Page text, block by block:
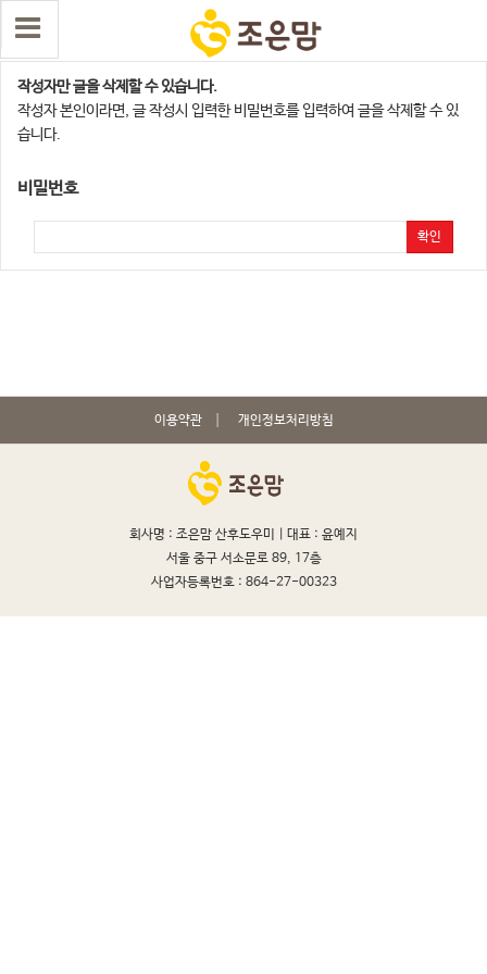
댓글 삭제
작성자만 글을 삭제할 수 있습니다.
작성자 본인이라면, 글 작성시 입력한 비밀번호를 입력하여 글을 삭제할 수 있
습니다.
비밀번호
확인
이용약관 개인정보처리방침
회사명 : 조은맘 산후도우미 | 대표 : 윤예지
서울 중구 서소문로 89, 17층
사업자등록번호 : 864-27-00323